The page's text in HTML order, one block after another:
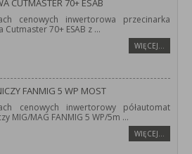
CUTMASTER 70+ ESAB
cenowych inwertorowa przecinarka
Cutmaster 70+ ESAB z ...
WIĘCEJ…
FANMIG 5 WP MOST
cenowych inwertorowy półautomat
MIG/MAG FANMIG 5 WP/5m ...
WIĘCEJ…